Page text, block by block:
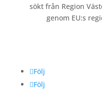
sökt från Region
genom EU:s
Följ
Följ